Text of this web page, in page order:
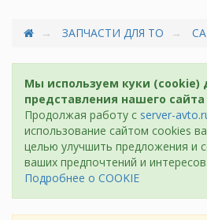
ЗАПЧАСТИ ДЛЯ ТО
Мы используем куки (cookie)
представления нашего сайта
Продолжая работу с server-
использование сайтом cookies
целью улучшить предложения и
ваших предпочтений и интересов.
Подробнее о COOKIE